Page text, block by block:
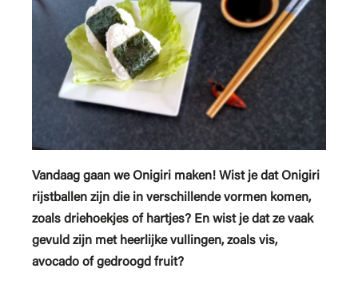
Vandaag gaan we Onigiri maken! Wist je dat Onigiri
rijstballen zijn die in verschillende vormen komen,
zoals driehoekjes of hartjes? En wist je dat ze vaak
gevuld zijn met heerlijke vullingen, zoals vis,
avocado of gedroogd fruit?